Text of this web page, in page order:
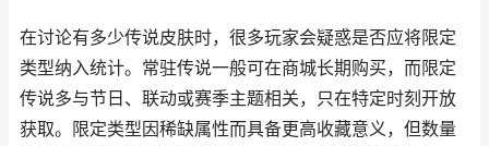
在讨论有多少传说皮肤时，很多玩家会疑惑是否应将限定
类型纳入统计。常驻传说一般可在商城长期购买，而限定
传说多与节日、联动或赛季主题相关，只在特定时刻开放
获取。限定类型因稀缺属性而具备更高收藏意义，但数量